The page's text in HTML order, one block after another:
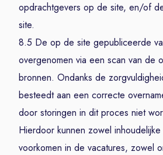
opdrachtgevers op de site, en/of
site.
8.5 De op de site gepubliceerde
overgenomen via een scan van de
bronnen. Ondanks de
besteedt aan een correcte
door storingen in dit proces niet
Hierdoor kunnen zowel
voorkomen in de vacatures, zowel